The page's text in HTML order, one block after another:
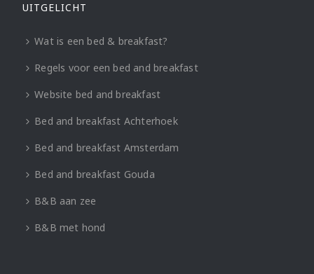
UITGELICHT
Wat is een bed & breakfast?
Regels voor een bed and breakfast
Website bed and breakfast
Bed and breakfast Achterhoek
Bed and breakfast Amsterdam
Bed and breakfast Gouda
B&B aan zee
B&B met hond